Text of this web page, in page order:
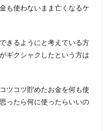
も使わないまま亡くなるケ
きるようにと考えている方
ギクシャクしたという方は
ツコツ貯めたお金を何も使
ったら何に使ったらいいの